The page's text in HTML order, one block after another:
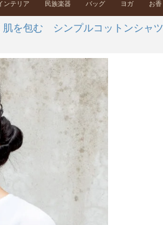
ンテリア 民族楽器 バッグ ヨガ お香
肌を包む シンプルコットンシャツ